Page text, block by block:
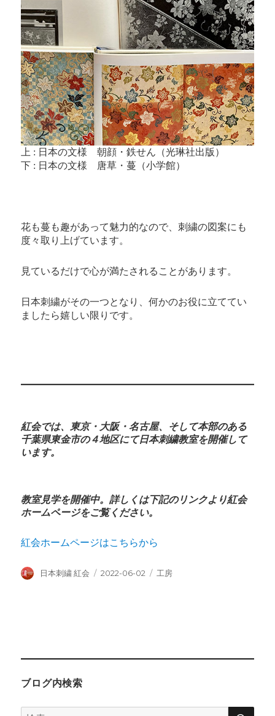
上 : 日本の文様 朝顔・鉄せん（光琳社出版）
下 : 日本の文様 唐草・蔓（小学館）
花も蔓も趣があって魅力的なので、刺繍の図案にも
度々取り上げています。
見ているだけで心が満たされることがあります。
日本刺繍がその一つとなり、何かのお役に立ててい
ましたら嬉しい限りです。
紅会では、東京・大阪・名古屋、そして本部のある
千葉県東金市の４地区にて日本刺繍教室を開催して
います。
教室見学を開催中。詳しくは下記のリンクより紅会
ホームページをご覧ください。
紅会ホームページはこちらから
投
日本刺繍 紅会
投
2022-06-02
カ
工房
ブログ内検索
検
検